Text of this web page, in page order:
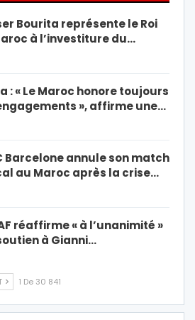
Bourita représente le Roi
à l’investiture du…
: « Le Maroc honore toujours
», affirme une…
Barcelone annule son match
au Maroc après la crise…
réaffirme « à l’unanimité »
à Gianni…
1 De 30 841